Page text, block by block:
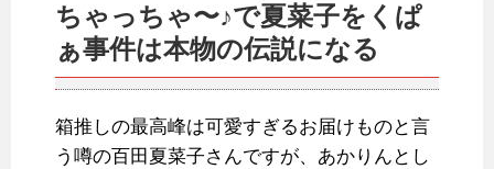
ちゃっちゃ〜♪で夏菜子をくぱ
ぁ事件は本物の伝説になる
箱推しの最高峰は可愛すぎるお届けものと言
う噂の百田夏菜子さんですが、あかりんとし